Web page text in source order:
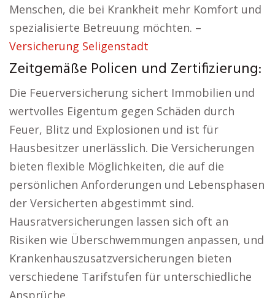
Menschen, die bei Krankheit mehr Komfort und
spezialisierte Betreuung möchten. –
Versicherung Seligenstadt
Zeitgemäße Policen und Zertifizierung:
Die Feuerversicherung sichert Immobilien und
wertvolles Eigentum gegen Schäden durch
Feuer, Blitz und Explosionen und ist für
Hausbesitzer unerlässlich. Die Versicherungen
bieten flexible Möglichkeiten, die auf die
persönlichen Anforderungen und Lebensphasen
der Versicherten abgestimmt sind.
Hausratversicherungen lassen sich oft an
Risiken wie Überschwemmungen anpassen, und
Krankenhauszusatzversicherungen bieten
verschiedene Tarifstufen für unterschiedliche
Ansprüche.